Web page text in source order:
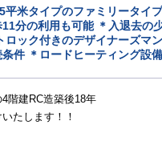
平米タイプのファミリータイ
の利用も可能 ＊入退去の
ロック付きのデザイナーズマ
件 ＊ロードヒーティング設
階建RC造築後18年
たします！！